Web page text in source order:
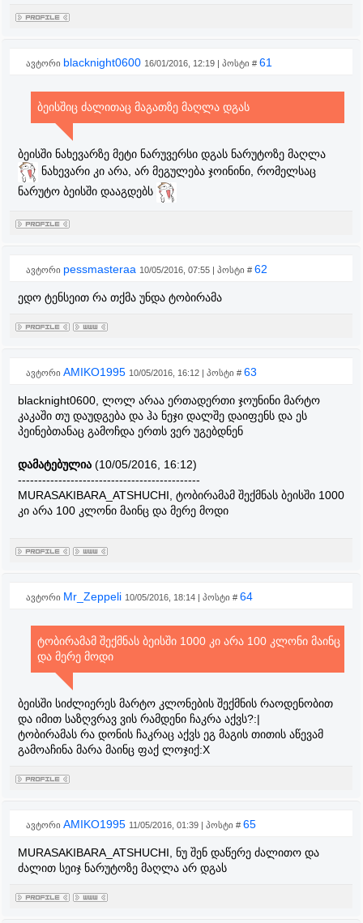
ავტორი blacknight0600 16/01/2016, 12:19 | პოსტი # 61
ბეისშიც ძალითაც მაგათზე მაღლა დგას
ბეისში ნახევარზე მეტი ნარუვერსი დგას ნარუტოზე მაღლა
ნახევარი კი არა, არ მეგულება ჯოინინი, რომელსაც
ნარუტო ბეისში დააგდებს
ავტორი pessmasteraa 10/05/2016, 07:55 | პოსტი # 62
ედო ტენსეით რა თქმა უნდა ტობირამა
ავტორი AMIKO1995 10/05/2016, 16:12 | პოსტი # 63
blacknight0600, ლოლ არაა ერთადერთი ჯოუნინი მარტო
კაკაში თუ დაუდგება და ჰა ნეჯი დალშე დაიფენს და ეს
პეინებთანაც გამოჩდა ერთს ვერ უგებდნენ
დამატებულია (10/05/2016, 16:12)
---------------------------------------------
MURASAKIBARA_ATSHUCHI, ტობირამამ შექმნას ბეისში 1000
კი არა 100 კლონი მაინც და მერე მოდი
ავტორი Mr_Zeppeli 10/05/2016, 18:14 | პოსტი # 64
ტობირამამ შექმნას ბეისში 1000 კი არა 100 კლონი მაინც
და მერე მოდი
ბეისში სიძლიერეს მარტო კლონების შექმნის რაოდენობით
და იმით საზღვრავ ვის რამდენი ჩაკრა აქვს?:|
ტობირამას რა დონის ჩაკრაც აქვს ეგ მაგის თითის აწევამ
გამოაჩინა მარა მაინც ფაქ ლოჯიქ:X
ავტორი AMIKO1995 11/05/2016, 01:39 | პოსტი # 65
MURASAKIBARA_ATSHUCHI, ნუ შენ დაწერე ძალითო და
ძალით სეიჯ ნარუტოზე მაღლა არ დგას